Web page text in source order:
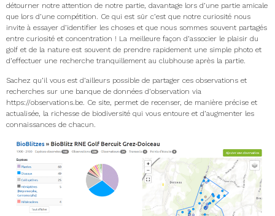
détourner notre attention de notre partie, davantage lors d’une partie amicale
que lors d’une compétition. Ce qui est sûr c’est que notre curiosité nous
invite à essayer d’identifier les choses et que nous sommes souvent partagés
entre curiosité et concentration ! La meilleure façon d’associer le plaisir du
golf et de la nature est souvent de prendre rapidement une simple photo et
d’effectuer une recherche tranquillement au clubhouse après la partie.
Sachez qu’il vous est d’ailleurs possible de partager ces observations et
recherches sur une banque de données d’observation via
https://observations.be. Ce site, permet de recenser, de manière précise et
actualisée, la richesse de biodiversité qui vous entoure et d’augmenter les
connaissances de chacun.